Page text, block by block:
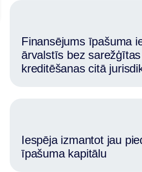
Finansējums īpašuma
ārvalstīs bez sarežģītas
kreditēšanas citā
Iespēja izmantot jau
īpašuma kapitālu